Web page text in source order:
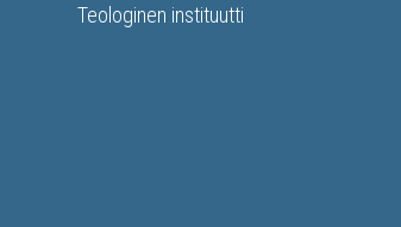
Teologinen instituutti